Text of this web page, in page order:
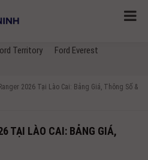
Territory
Ford Everest
2026 Tại Lào Cai: Bảng Giá, Thông Số &
TẠI LÀO CAI: BẢNG GIÁ,